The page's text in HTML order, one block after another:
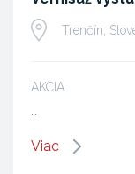
Trenčín,
AKCIA
…
Viac